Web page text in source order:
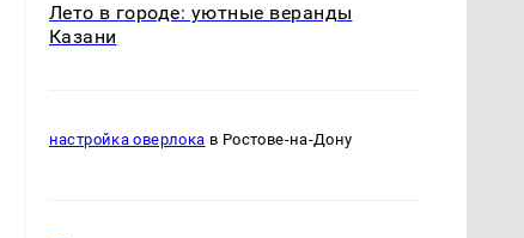
Лето в городе: уютные веранды
Казани
настройка оверлока в Ростове-на-Дону